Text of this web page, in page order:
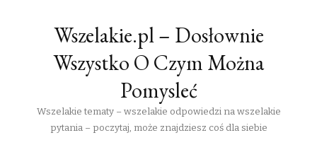
Wszelakie.pl – Dosłownie
Wszystko O Czym Można
Pomysleć
Wszelakie tematy – wszelakie odpowiedzi na wszelakie
pytania – poczytaj, może znajdziesz coś dla siebie